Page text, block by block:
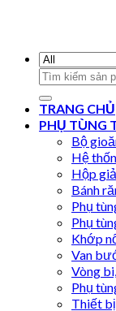
Search
for:
TRANG CHỦ
PHỤ TÙNG
Bộ
Hệ
Hộp
Bánh
Phụ
Phụ
Khớp
Van
Vòng
Phụ
Thiết bị